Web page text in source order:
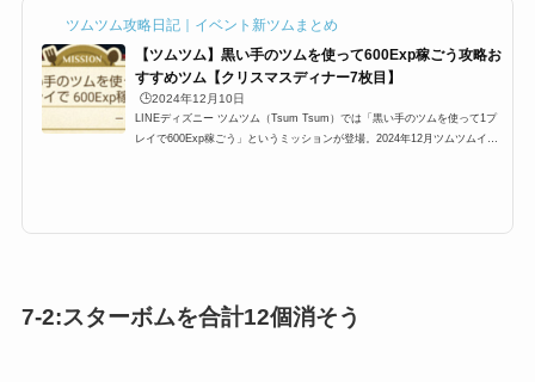
ツムツム攻略日記｜イベント新ツムまとめ
【ツムツム】黒い手のツムを使って600Exp稼ごう攻略お
すすめツム【クリスマスディナー7枚目】
🕒️2024年12月10日
LINEディズニー ツムツム（Tsum Tsum）では「黒い手のツムを使って1プ
レイで600Exp稼ごう」というミッションが登場。2024年12月ツムツムイベ
7-2:スターボムを合計12個消そう